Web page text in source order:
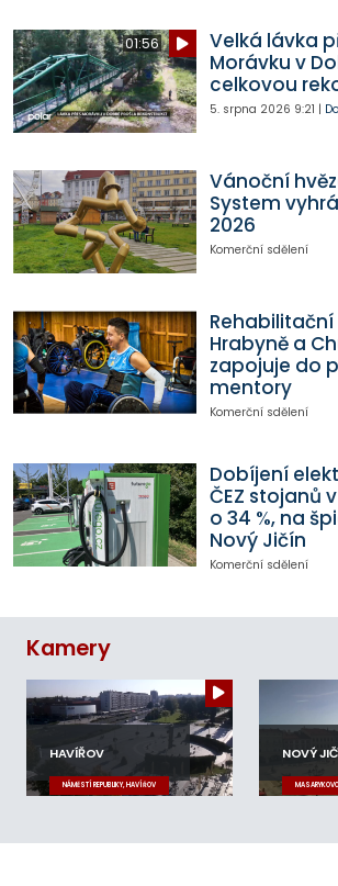
01:56
Velká lávka
Morávku v
celkovou
5. srpna 2026 9:21 |
Vánoční
System
2026
Komerční sdělení
Hrabyně a
zapojuje do
mentory
Komerční sdělení
Dobíjení
ČEZ stojanů
o 34 %, na
Nový Jičín
Komerční sdělení
Kamery
HAVÍŘOV
NÁMĚSTÍ REPUBLIKY, HAVÍŘOV
NOVÝ